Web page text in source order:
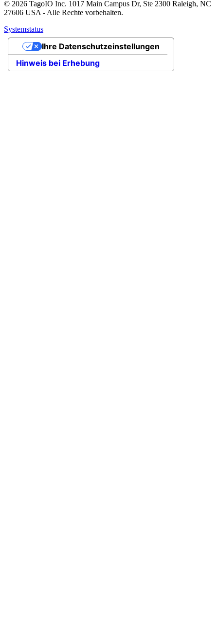
© 2026 TagoIO Inc. 1017 Main Campus Dr, Ste 2300 Raleigh, NC
27606 USA - Alle Rechte vorbehalten.
Systemstatus
Hinweis bei Erhebung
Ihre Datenschutzeinstellungen